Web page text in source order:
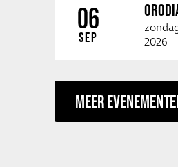
06
SEP
2026
MEER